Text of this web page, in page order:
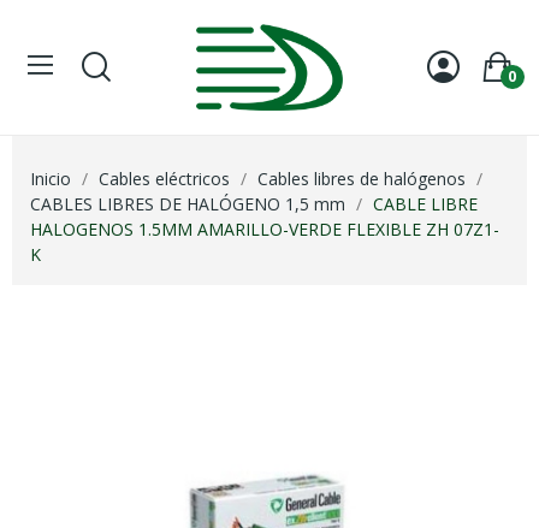
0
Inicio Cables eléctricos
Cables libres de halógenos
CABLES LIBRES DE HALÓGENO 1,5 mm
CABLE LIBRE
HALOGENOS 1.5MM AMARILLO-VERDE FLEXIBLE ZH 07Z1-
K